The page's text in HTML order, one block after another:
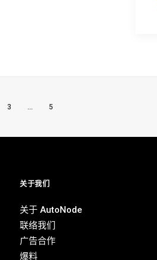
3 … 5
关于我们
关于 AutoNode
联络我们
广告合作
爆料